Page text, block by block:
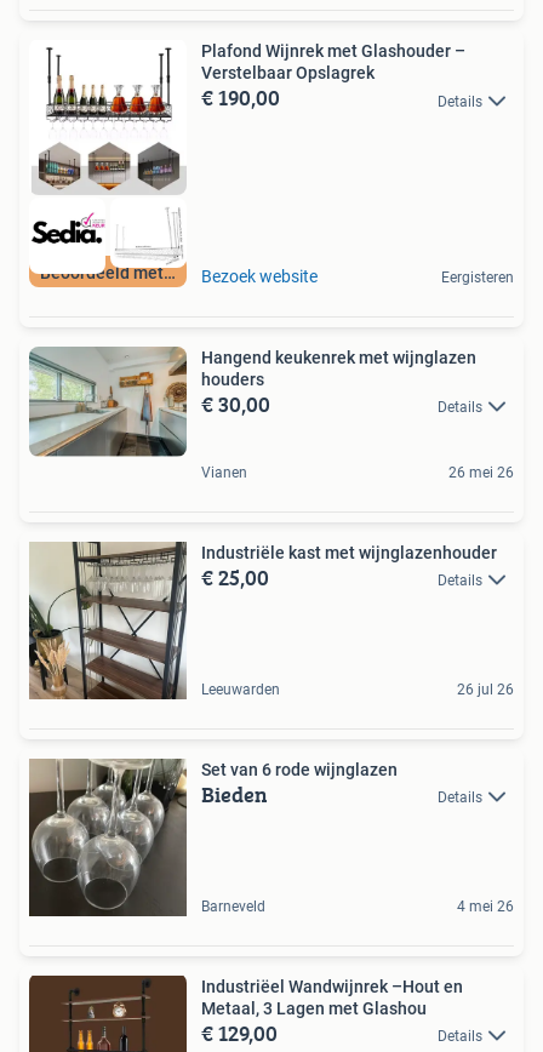
Beoordeeld met 9+
Plafond Wijnrek met Glashouder –
Verstelbaar Opslagrek
€ 190,00 Details
Bezoek website Eergisteren
Hangend keukenrek met wijnglazen
houders
€ 30,00 Details
Vianen 26 mei 26
Industriële kast met wijnglazenhouder
€ 25,00 Details
Leeuwarden 26 jul 26
Set van 6 rode wijnglazen
Bieden Details
Barneveld 4 mei 26
Industriëel Wandwijnrek –Hout en
Metaal, 3 Lagen met Glashou
€ 129,00 Details